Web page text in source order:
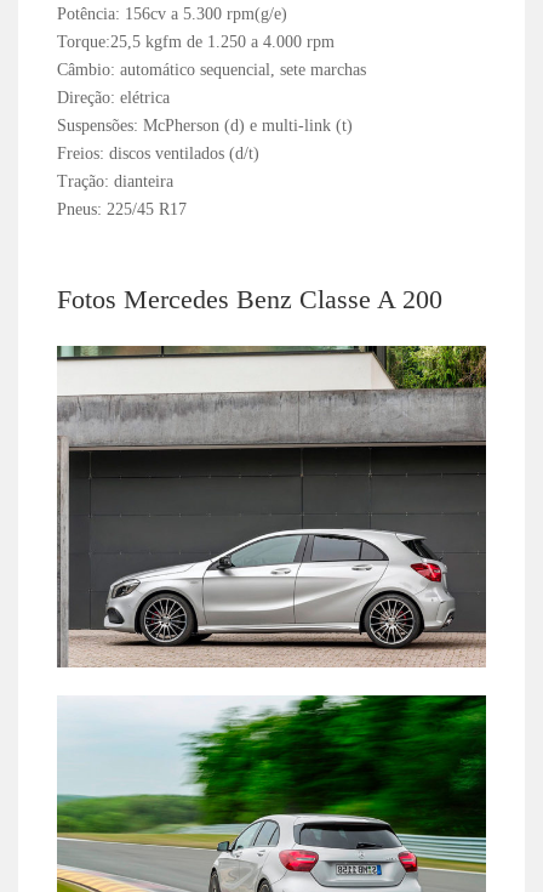
Potência: 156cv a 5.300 rpm(g/e)
Torque:25,5 kgfm de 1.250 a 4.000 rpm
Câmbio: automático sequencial, sete marchas
Direção: elétrica
Suspensões: McPherson (d) e multi-link (t)
Freios: discos ventilados (d/t)
Tração: dianteira
Pneus: 225/45 R17
Fotos Mercedes Benz Classe A 200